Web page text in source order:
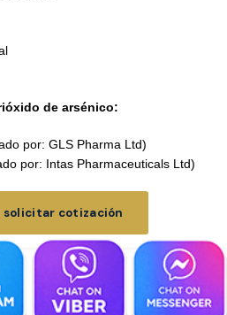
de arsénico:
por: GLS Pharma Ltd)
por: Intas Pharmaceuticals Ltd)
cotización